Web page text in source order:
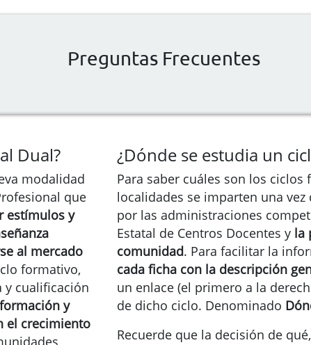
Preguntas Frecuentes
Dual?
modalidad
que
estímulos y
al mercado
formativo,
y cualificación
y
el crecimiento
¿Dónde se estudia un
Para saber cuáles son los ciclos
localidades se imparten una
por las administraciones
Estatal de Centros Docentes y la
comunidad. Para facilitar la
cada ficha con la descripción
un enlace (el primero a la
de dicho ciclo. Denominado
Recuerde que la decisión de